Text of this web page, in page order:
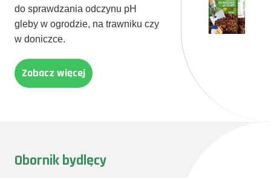
do sprawdzania odczynu pH
gleby w ogrodzie, na trawniku czy
w doniczce.
Zobacz więcej
Obornik bydlęcy